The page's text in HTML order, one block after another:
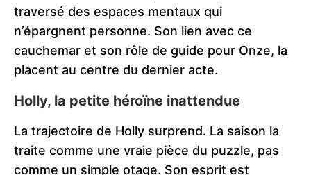
traversé des espaces mentaux qui
n’épargnent personne. Son lien avec ce
cauchemar et son rôle de guide pour Onze, la
placent au centre du dernier acte.
Holly, la petite héroïne inattendue
La trajectoire de Holly surprend. La saison la
traite comme une vraie pièce du puzzle, pas
comme un simple otage. Son esprit est